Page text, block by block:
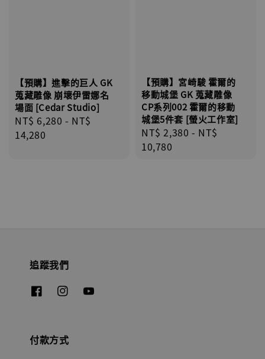
【預購】進擊的巨人 GK
蒐藏雕像 崩壞伊雷娜名
場面 [Cedar Studio]
Regular
price
NT$ 6,280 - NT$
14,280
【預購】宮崎駿 霍爾的
移動城堡 GK 蒐藏雕像
CP系列002 霍爾的移動
城堡5件套 [螢火工作室]
Regular
price
NT$ 2,380 - NT$
10,780
追蹤我們
付款方式